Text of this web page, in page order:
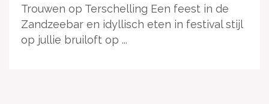
Trouwen op Terschelling Een feest in de
Zandzeebar en idyllisch eten in festival stijl
op jullie bruiloft op ...